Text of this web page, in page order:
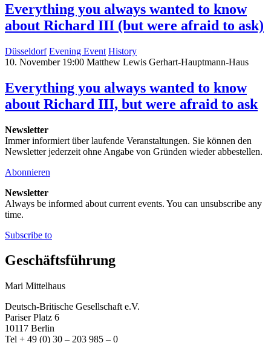
Everything you always wanted to know
about Richard III (but were afraid to ask)
Düsseldorf Evening Event History
10. November 19:00 Matthew Lewis Gerhart-Hauptmann-Haus
Everything you always wanted to know
about Richard III, but were afraid to ask
Newsletter
Immer informiert über laufende Veranstaltungen. Sie können den
Newsletter jederzeit ohne Angabe von Gründen wieder abbestellen.
Abonnieren
Newsletter
Always be informed about current events. You can unsubscribe any
time.
Subscribe to
Geschäftsführung
Mari Mittelhaus
Deutsch-Britische Gesellschaft e.V.
Pariser Platz 6
10117 Berlin
Tel + 49 (0) 30 – 203 985 – 0